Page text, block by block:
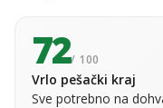
72/ 100
Vrlo pešački kraj
Sve potrebno na